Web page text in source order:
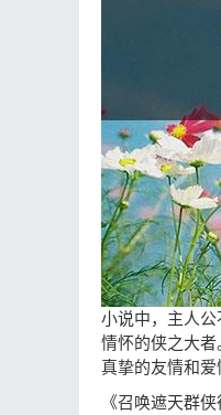
小说中，主人
情怀的侠之大
真挚的友情和爱
《召唤遮天群